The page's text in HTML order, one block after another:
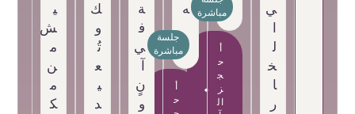
ي
ا
ل
خ
ا
ر
مباشرة
أ
ح
ج
ز
ال
ه
جلسة
مباشرة
أ
ح
ة
ف
ي
آ
نٍ
و
ك
و
تُ
ع
ي
د
ي
ش
م
ن
م
ك